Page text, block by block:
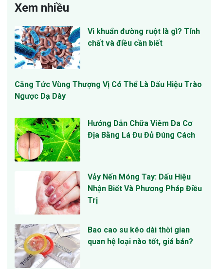
Xem nhiều
Vi khuẩn đường ruột là gì? Tính
chất và điều cần biết
Căng Tức Vùng Thượng Vị Có Thể Là Dấu Hiệu Trào
Ngược Dạ Dày
Hướng Dẫn Chữa Viêm Da Cơ
Địa Bằng Lá Đu Đủ Đúng Cách
Vảy Nến Móng Tay: Dấu Hiệu
Nhận Biết Và Phương Pháp Điều
Trị
Bao cao su kéo dài thời gian
quan hệ loại nào tốt, giá bán?